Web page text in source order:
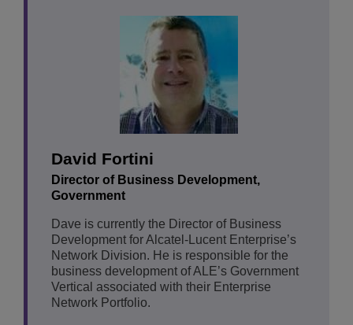
David Fortini
Director of Business Development,
Government
Dave is currently the Director of Business
Development for Alcatel-Lucent Enterprise’s
Network Division. He is responsible for the
business development of ALE’s Government
Vertical associated with their Enterprise
Network Portfolio.